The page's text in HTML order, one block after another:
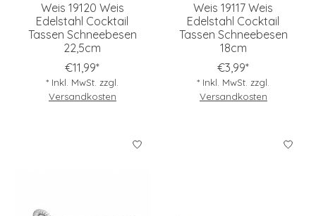
Weis 19120 Weis
Edelstahl Cocktail
Tassen Schneebesen
22,5cm
€11,99*
* Inkl. MwSt. zzgl.
Versandkosten
Weis 19117 Weis
Edelstahl Cocktail
Tassen Schneebesen
18cm
€3,99*
* Inkl. MwSt. zzgl.
Versandkosten